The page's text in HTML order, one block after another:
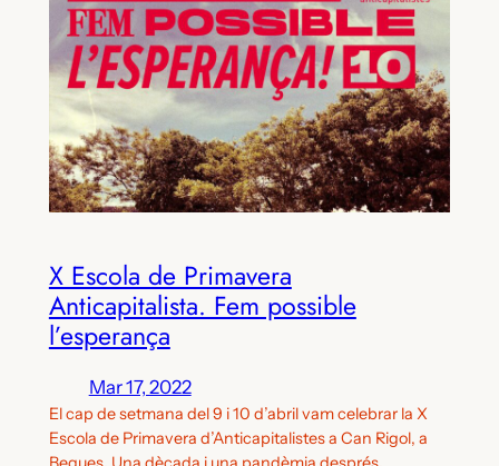
X Escola de Primavera
Anticapitalista. Fem possible
l’esperança
Mar 17, 2022
El cap de setmana del 9 i 10 d’abril vam celebrar la X
Escola de Primavera d’Anticapitalistes a Can Rigol, a